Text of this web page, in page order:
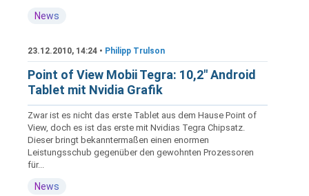
News
23.12.2010, 14:24 • Philipp Trulson
Point of View Mobii Tegra: 10,2" Android
Tablet mit Nvidia Grafik
Zwar ist es nicht das erste Tablet aus dem Hause Point of
View, doch es ist das erste mit Nvidias Tegra Chipsatz.
Dieser bringt bekanntermaßen einen enormen
Leistungsschub gegenüber den gewohnten Prozessoren
für...
News